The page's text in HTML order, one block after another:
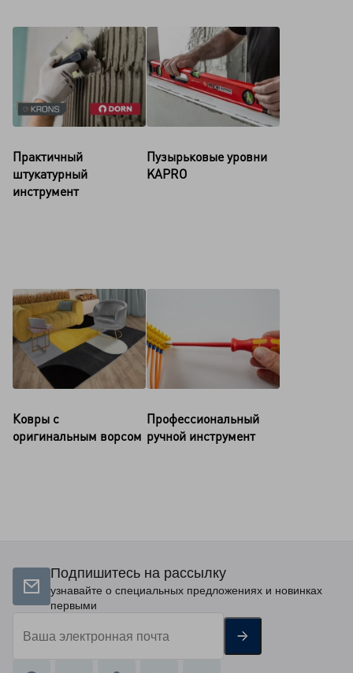
Практичный
штукатурный
инструмент
Пузырьковые уровни
KAPRO
Ковры с
оригинальным ворсом
Профессиональный
ручной инструмент
Подпишитесь на рассылку
узнавайте о специальных предложениях и новинках
первыми